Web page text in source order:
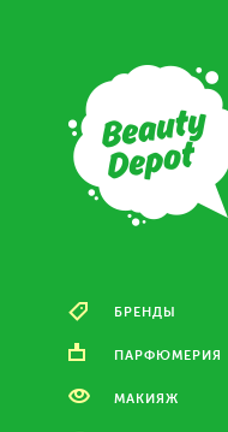
БРЕНДЫ
ПАРФЮМЕРИЯ
МАКИЯЖ